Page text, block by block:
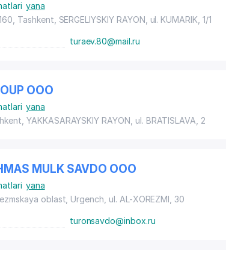
yana
Tashkent, SERGELIYSKIY RAYON , ul. KUMARIK, 1/1
turaev.80@mail.ru
ООО
yana
YAKKASARAYSKIY RAYON , ul. BRATISLAVA, 2
MULK SAVDO ООО
yana
oblast, Urgench, ul. AL-XOREZMI , 30
turonsavdo@inbox.ru